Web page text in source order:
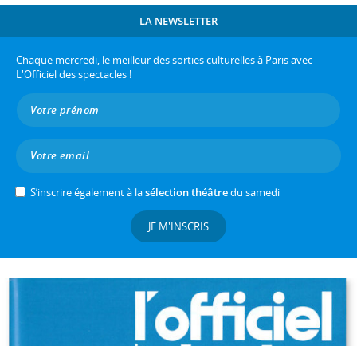
LA NEWSLETTER
Chaque mercredi, le meilleur des sorties culturelles à Paris avec
L'Officiel des spectacles !
S’inscrire également à lasélection théâtredu samedi
JE M'INSCRIS